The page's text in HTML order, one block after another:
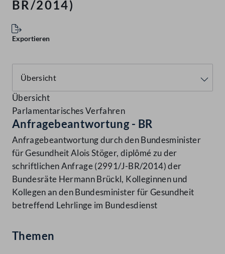
BR/2014)
Exportieren
Übersicht
Parlamentarisches Verfahren
Anfragebeantwortung - BR
Anfragebeantwortung durch den Bundesminister
für Gesundheit Alois Stöger, diplômé zu der
schriftlichen Anfrage (2991/J-BR/2014) der
Bundesräte Hermann Brückl, Kolleginnen und
Kollegen an den Bundesminister für Gesundheit
betreffend Lehrlinge im Bundesdienst
Themen